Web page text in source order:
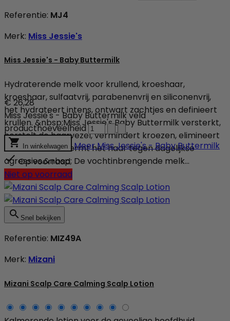
Referentie: MJ4
Merk: Miss Jessie's
Miss Jessie's - Baby Buttermilk
Hydraterende melk voor krullend, kroeshaar,
kroeshaar, sulfaatvrij, parabenenvrij en siliconenvrij,
het hydrateert intens, ontwart zachtjes en definieert
krullen. &nbsp;Miss Jessie's Baby Buttermilk versterkt,
herstelt de haarvezel, vermindert kroezen, elimineert
klitten en beschermt het haar tegen dagelijkse
agressies.&nbsp; De vochtinbrengende melk...
€ 26,28
Miss Jessie's - Baby Buttermilk veld
producthoeveelheid
 In winkelwagen MeerMiss Jessie's - Baby Buttermilk
Op voorraad
Niet op voorraad
 Snel bekijken
Referentie: MIZ49A
Merk: Mizani
Mizani Scalp Care Calming Scalp Lotion